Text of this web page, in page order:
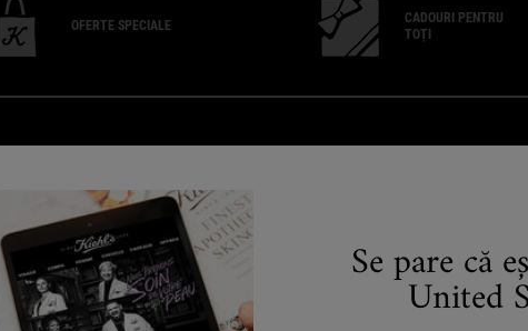
OFERTE SPECIALE
CADOURI PENTRU
TOȚI
Sustenabilitate
Sfaturi îngrijirea pielii
Caritate
Se pare că
United